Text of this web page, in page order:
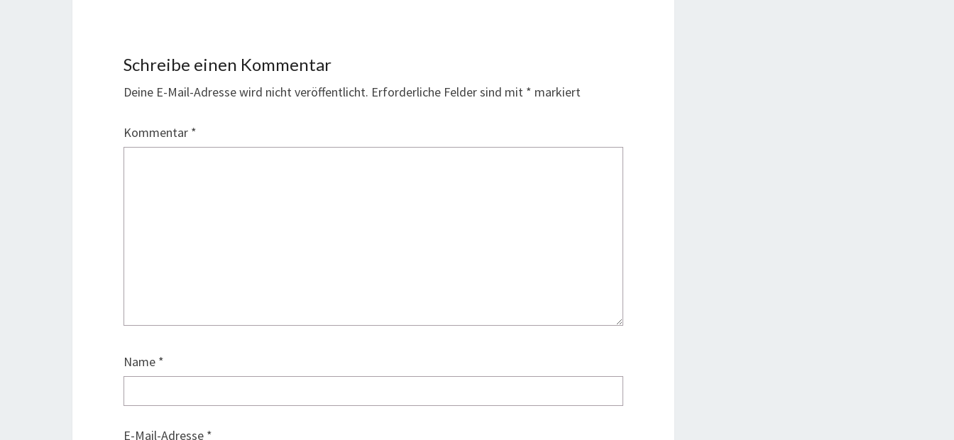
Schreibe einen Kommentar
Deine E-Mail-Adresse wird nicht veröffentlicht. Erforderliche Felder sind mit * markiert
Kommentar *
Name *
E-Mail-Adresse *